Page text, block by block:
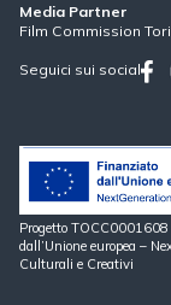
Media Partner
Film Commission
Seguici sui social
Progetto
dall’Unione europea –
Culturali e Creativi